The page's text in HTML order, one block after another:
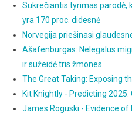
Sukrečiantis tyrimas parodė,
yra 170 proc. didesnė
Norvegija priešinasi
Ašafenburgas: Nelegalus
ir sužeidė tris žmones
The Great Taking: Exposing
Kit Knightly - Predicting 2025:
James Roguski - Evidence of